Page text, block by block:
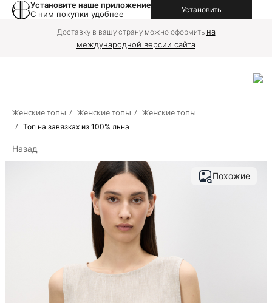
Установите наше приложение
С ним покупки удобнее
Установить
Доставку в вашу страну можно оформить на
международной версии сайта
Женские топы / Женские топы / Женские топы
/ Топ на завязках из 100% льна
Назад
Похожие